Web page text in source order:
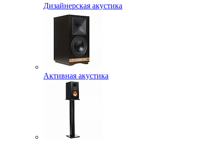
Дизайнерская акустика
Активная акустика